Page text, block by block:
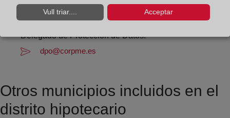
Datos del Registrador:
Jorge Lacasa Roque
Delegado de Protección de Datos:
dpo@corpme.es
Otros municipios incluidos en el
distrito hipotecario
Vull triar.... Acceptar